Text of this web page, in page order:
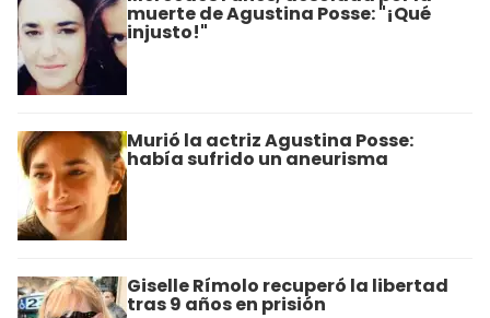
muerte de Agustina Posse: "¡Qué
injusto!"
Murió la actriz Agustina Posse:
había sufrido un aneurisma
Giselle Rímolo recuperó la libertad
tras 9 años en prisión